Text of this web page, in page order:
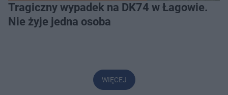
Tragiczny wypadek na DK74 w Łagowie.
Nie żyje jedna osoba
WIĘCEJ